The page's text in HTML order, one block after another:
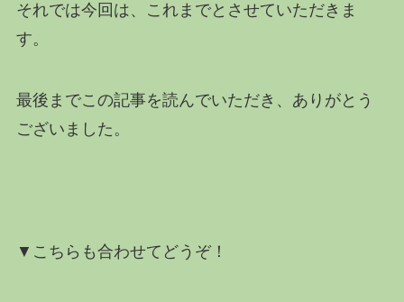
それでは今回は、これまでとさせていただきま
す。
最後までこの記事を読んでいただき、ありがとう
ございました。
▼こちらも合わせてどうぞ！